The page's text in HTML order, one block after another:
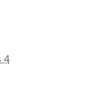
4